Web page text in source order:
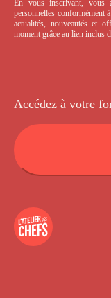
En vous inscrivant, vous
personnelles conformément
actualités, nouveautés et
moment grâce au lien inclus
Accédez à votre